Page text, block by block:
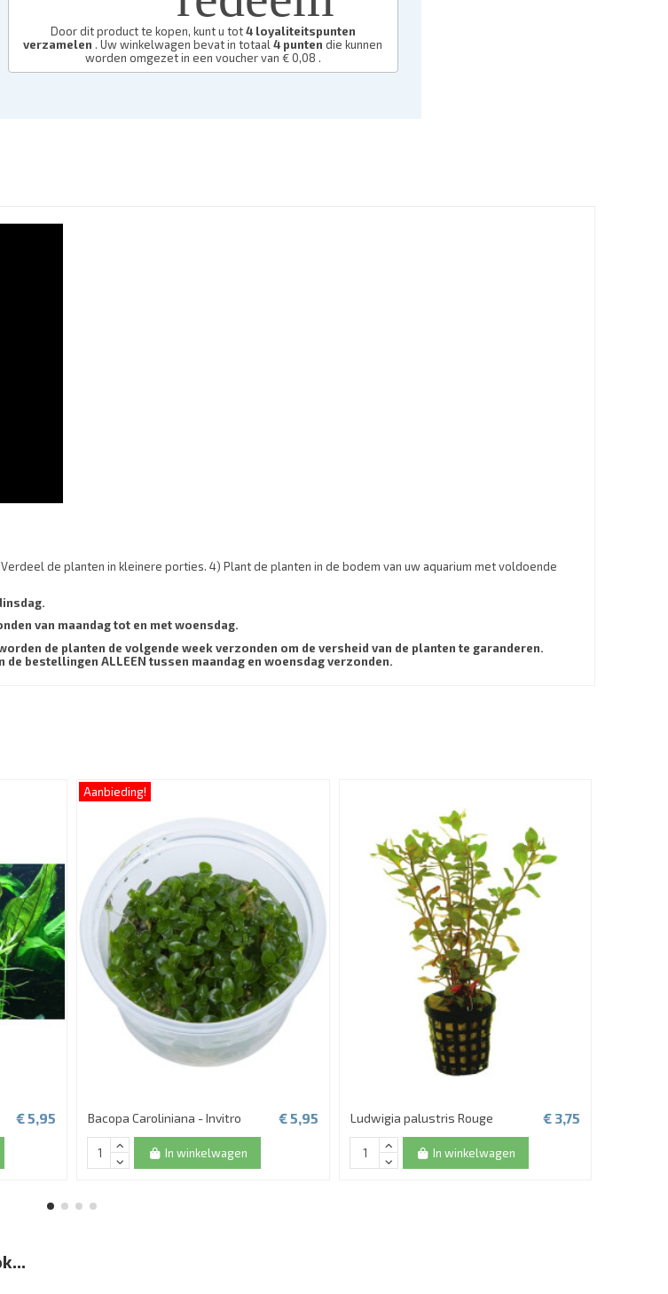
Door dit product te kopen, kunt u tot4loyaliteitspunten
verzamelen . Uw winkelwagen bevat in totaal4 punten die kunnen
worden omgezet in een voucher van € 0,08 .
de planten in kleinere porties. 4) Plant de planten in de bodem van uw aquarium met voldoende
van maandag tot en met woensdag.
de planten de volgende week verzonden om de versheid van de planten te garanderen.
bestellingen ALLEEN tussen maandag en woensdag verzonden.
€ 5,95
Aanbieding!
Bacopa Caroliniana - Invitro € 5,95
In winkelwagen
Ludwigia palustris Rouge € 3,75
In winkelwagen